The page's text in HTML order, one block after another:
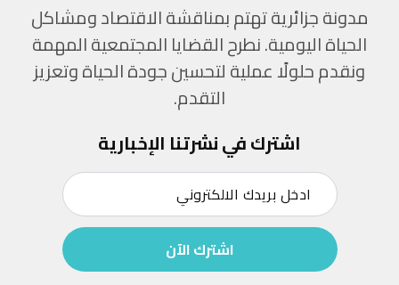
مدونة جزائرية تهتم بمناقشة الاقتصاد ومشاكل
الحياة اليومية. نطرح القضايا المجتمعية المهمة
ونقدم حلولًا عملية لتحسين جودة الحياة وتعزيز
التقدم.
اشترك في نشرتنا الإخبارية
اشترك الآن